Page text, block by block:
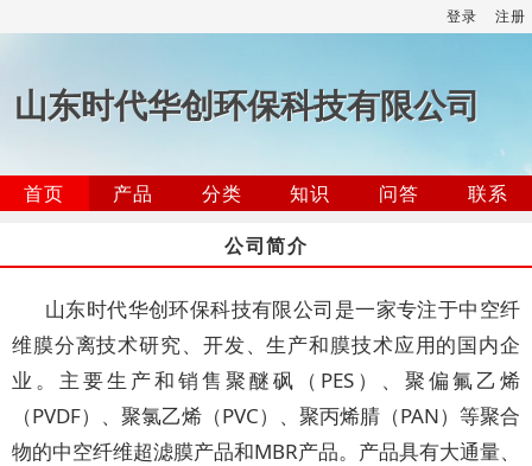
登录 注册
山东时代华创环保科技有限公司
首页 产品 分类 知识 问答
联系
公司简介
山东时代华创环保科技有限公司是一家专注于中空纤
维膜分离技术研究、开发、生产和膜技术应用的国内企
业。主要生产和销售聚醚砜（PES）、聚偏氟乙烯
（PVDF）、聚氯乙烯（PVC）、聚丙烯腈（PAN）等聚合
物的中空纤维超滤膜产品和MBR产品。产品具有大通量、